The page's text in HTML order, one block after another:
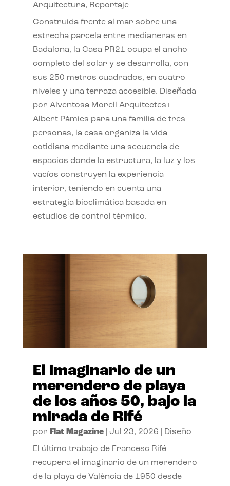
Arquitectura, Reportaje
Construida frente al mar sobre una
estrecha parcela entre medianeras en
Badalona, la Casa PR21 ocupa el ancho
completo del solar y se desarrolla, con
sus 250 metros cuadrados, en cuatro
niveles y una terraza accesible. Diseñada
por Alventosa Morell Arquitectes+
Albert Pàmies para una familia de tres
personas, la casa organiza la vida
cotidiana mediante una secuencia de
espacios donde la estructura, la luz y los
vacíos construyen la experiencia
interior, teniendo en cuenta una
estrategia bioclimática basada en
estudios de control térmico.
El imaginario de un
merendero de playa
de los años 50, bajo la
mirada de Rifé
por Flat Magazine| Jul 23, 2026 Diseño
El último trabajo de Francesc Rifé
recupera el imaginario de un merendero
de la playa de València de 1950 desde